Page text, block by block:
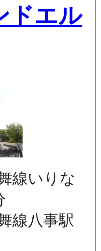
ドエル
線いりな
線八事駅